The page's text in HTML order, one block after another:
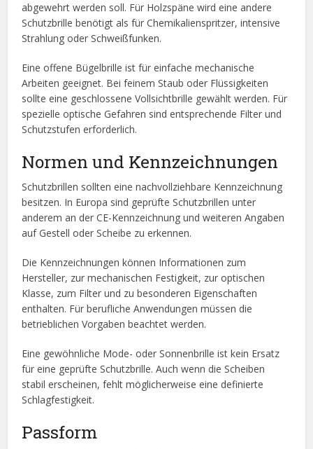
abgewehrt werden soll. Für Holzspäne wird eine andere
Schutzbrille benötigt als für Chemikalienspritzer, intensive
Strahlung oder Schweißfunken.
Eine offene Bügelbrille ist für einfache mechanische
Arbeiten geeignet. Bei feinem Staub oder Flüssigkeiten
sollte eine geschlossene Vollsichtbrille gewählt werden. Für
spezielle optische Gefahren sind entsprechende Filter und
Schutzstufen erforderlich.
Normen und Kennzeichnungen
Schutzbrillen sollten eine nachvollziehbare Kennzeichnung
besitzen. In Europa sind geprüfte Schutzbrillen unter
anderem an der CE-Kennzeichnung und weiteren Angaben
auf Gestell oder Scheibe zu erkennen.
Die Kennzeichnungen können Informationen zum
Hersteller, zur mechanischen Festigkeit, zur optischen
Klasse, zum Filter und zu besonderen Eigenschaften
enthalten. Für berufliche Anwendungen müssen die
betrieblichen Vorgaben beachtet werden.
Eine gewöhnliche Mode- oder Sonnenbrille ist kein Ersatz
für eine geprüfte Schutzbrille. Auch wenn die Scheiben
stabil erscheinen, fehlt möglicherweise eine definierte
Schlagfestigkeit.
Passform